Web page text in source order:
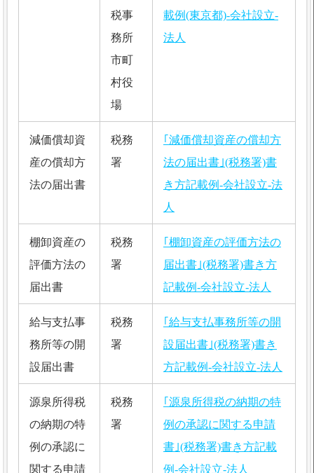
税事
務所
市町
村役
場
載例(東京都)-会社設立-
法人
減価償却資
産の償却方
法の届出書
税務
署
｢減価償却資産の償却方
法の届出書｣(税務署)書
き方記載例-会社設立-法
人
棚卸資産の
評価方法の
届出書
税務
署
｢棚卸資産の評価方法の
届出書｣(税務署)書き方
記載例-会社設立-法人
給与支払事
務所等の開
設届出書
税務
署
｢給与支払事務所等の開
設届出書｣(税務署)書き
方記載例-会社設立-法人
源泉所得税
の納期の特
例の承認に
関する申請
税務
署
｢源泉所得税の納期の特
例の承認に関する申請
書｣(税務署)書き方記載
例-会社設立-法人